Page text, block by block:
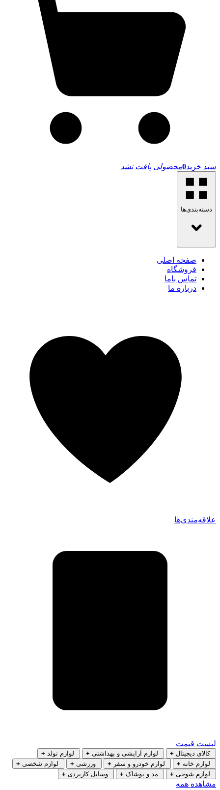
سبد خرید0محصولی یافت نشد
دسته‌بندی‌ها
صفحه اصلی
فروشگاه
تماس باما
درباره ما
علاقه‌مندی‌ها
لیست قیمت
کالای دیجیتال + لوازم آرایشی و بهداشتی + لوازم تولد +
لوازم خانه + لوازم خودرو و سفر + ورزشی + لوازم شخصی +
لوازم شوخی + مد و پوشاک + وسایل کاربردی +
مشاهده همه